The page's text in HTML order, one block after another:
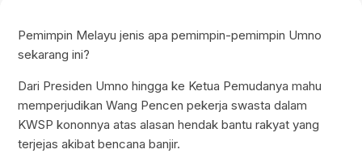
Pemimpin Melayu jenis apa pemimpin-pemimpin Umno
sekarang ini?
Dari Presiden Umno hingga ke Ketua Pemudanya mahu
memperjudikan Wang Pencen pekerja swasta dalam
KWSP kononnya atas alasan hendak bantu rakyat yang
terjejas akibat bencana banjir.